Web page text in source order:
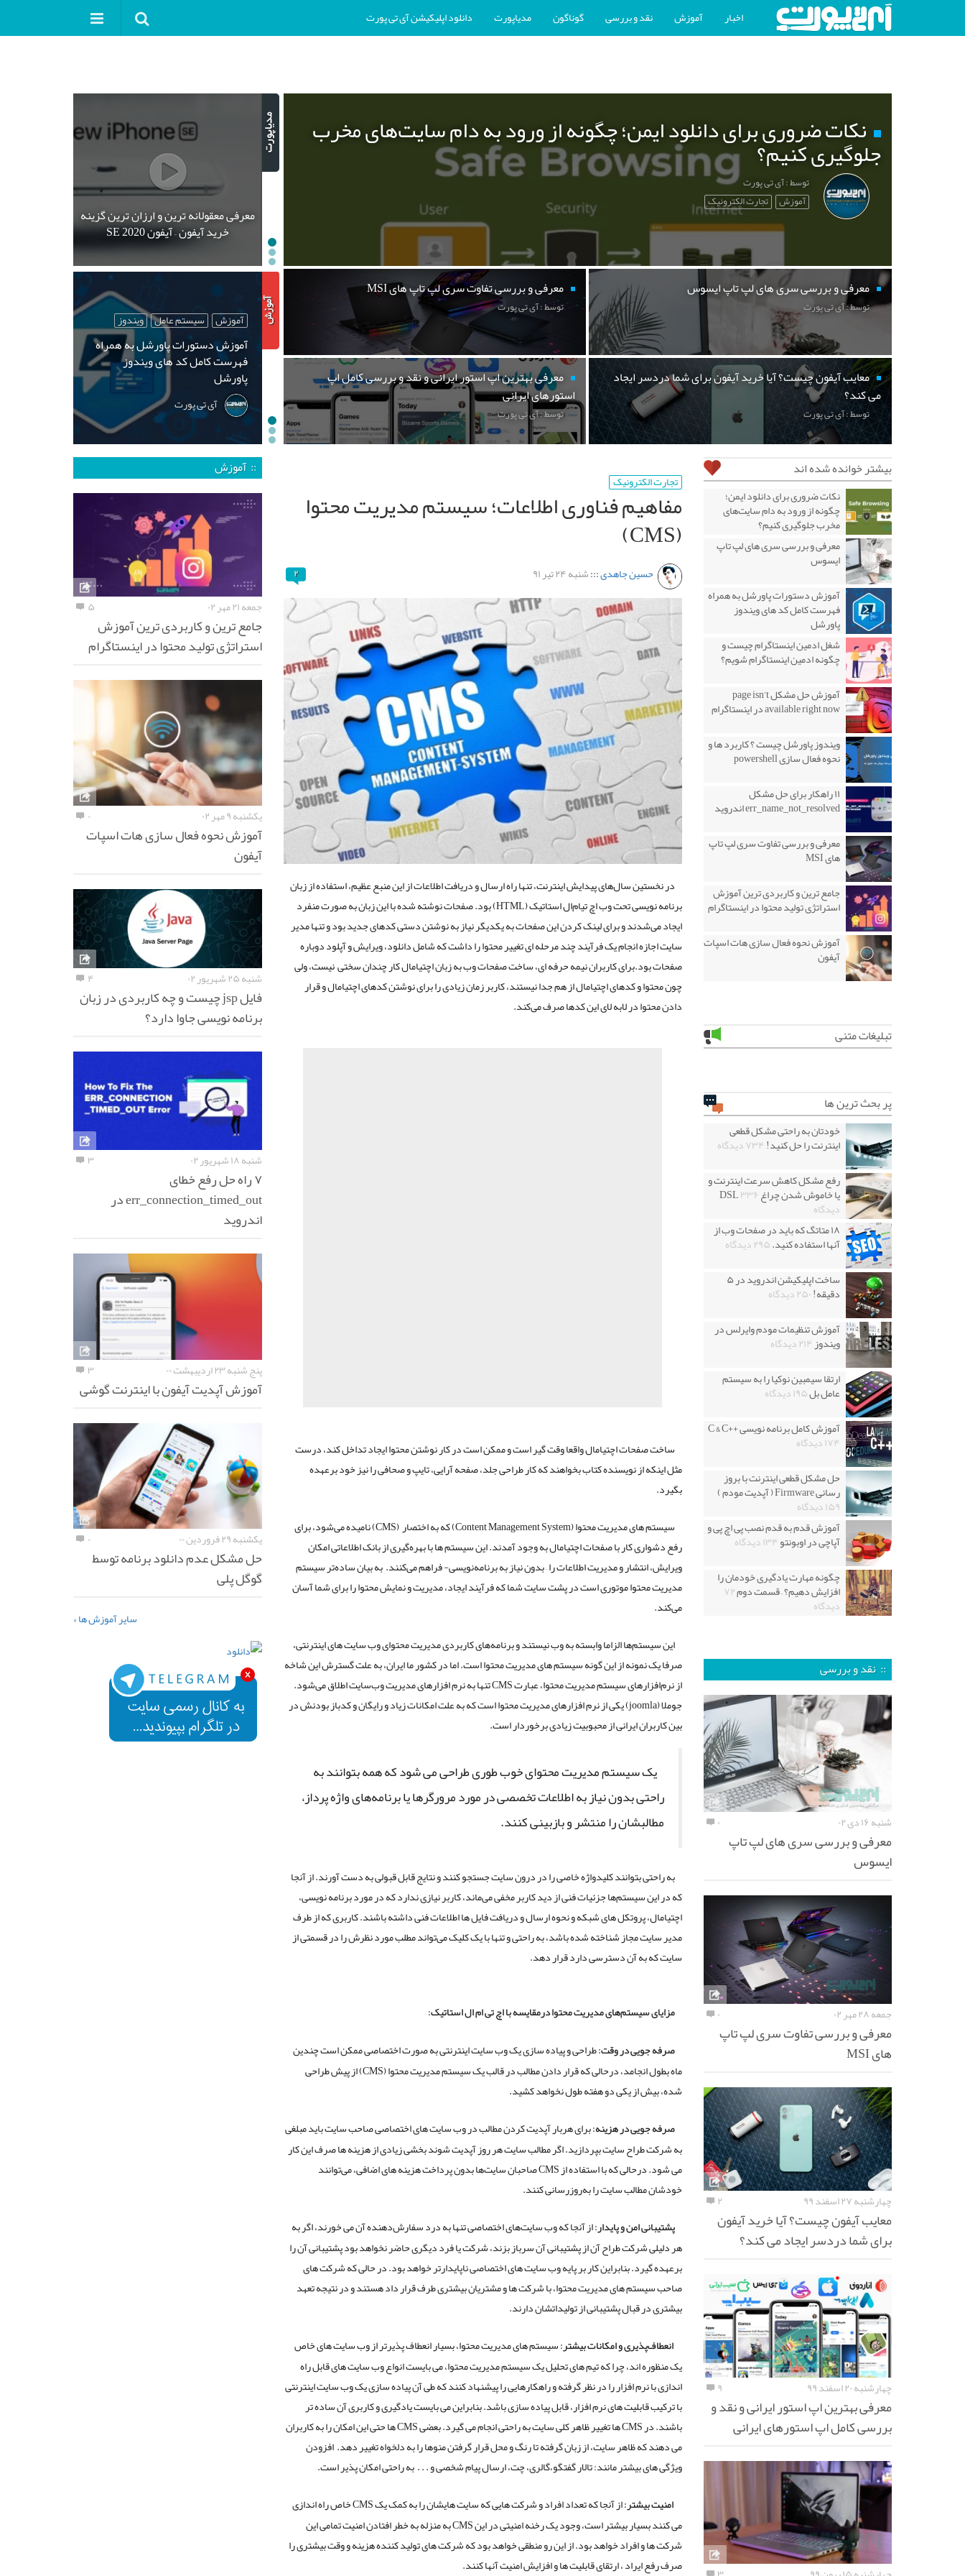
اخبار آموزش نقد و بررسی گوناگون مدیاپورت دانلود اپلیکیشن آی تی پورت
نکات ضروری برای دانلود ایمن؛ چگونه از ورود به دام سایت‌های مخرب
جلوگیری کنیم؟
توسط : آی تی پورت
آموزش تجارت الکترونیک
معرفی و بررسی سری های لپ تاپ ایسوس
توسط : آی تی پورت
معرفی و بررسی تفاوت سری لپ تاپ های MSI
توسط : آی تی پورت
معایب آیفون چیست؟ آیا خرید آیفون برای شما دردسر ایجاد
می کند؟
توسط : آی تی پورت
معرفی بهترین اپ استور ایرانی و نقد و بررسی کامل اپ
استورهای ایرانی
توسط : آی تی پورت
معرفی معقولانه ترین و ارزان ترین گزینه
خرید آیفون – آیفون SE 2020
آموزش سیستم عامل ویندوز
آموزش دستورات پاورشل به همراه
فهرست کامل کد های ویندوز
پاورشل
آی تی پورت
تجارت الکترونیک
مفاهیم فناوری‌ اطلاعات؛ سیستم مدیریت محتوا
(CMS)
حسین جاهدی:::شنبه ۲۴ تیر ۹۱ ۲
در نخستین سال‌های پیدایش اینترنت، تنها راه ارسال و دریافت اطلاعات از این منبع عظیم، استفاده از زبان
برنامه نویسی‌ تحت وب اچ تیام‌ال استاتیک (HTML) بود. صفحات نوشته شده با این زبان به صورت منفرد
ایجاد می‌شدند و برای لینک کردن این صفحات به یکدیگر نیاز به نوشتن دستی کدهای جدید بود و تنها مدیر
سایت اجازه انجام یک فرآیند چند مرحله ای تغییر محتوا را داشت که شامل دانلود، ویرایش و آپلود دوباره
صفحات بود.برای کاربران نیمه حرفه ای، ساخت صفحات وب به زبان اچتیامال کار چندان سختی نیست، ولی
چون محتوا و کدهای اچتیامال از هم جدا نیستند، کاربر زمان زیادی را برای نوشتن کدهای اچتیامال و قرار
دادن محتوا در لابه لای این کدها صرف می‌کند.
ساخت صفحات اچتیامال واقعا وقت گیر است و ممکن است در کار نوشتن محتوا ایجاد تداخل کند، درست
مثل اینکه از نویسنده کتاب بخواهند که کار طراحی جلد، صفحه آرایی، تایپ و صحافی را نیز خود برعهده
بگیرد.
سیستم های مدیریت محتوا (Content Management System) که به اختصار (CMS) نامیده می‌‌شود، برای
رفع دشواری کار با صفحات اچتیامال به وجود آمدند. این سیستم ها با بهره‌گیری از بانک اطلاعاتی امکان
ویرایش، انتشار و مدیریت اطلاعات را – بدون نیاز به برنامه‌نویسی- فراهم می‌کنند. به بیان ساده‌تر سیستم
مدیریت محتوا موتوری است در پشت سایت شما که فرآیند ایجاد، مدیریت و نمایش محتوا را برای شما آسان
می‌کند.
این سیستم‌ها الزاما وابسته به وب نیستند و برنامه‌های کاربردی مدیریت محتوای وب سایت های اینترنتی،
صرفا یک نمونه از این گونه سیستم های مدیریت محتوا است. اما در کشور ما ایران، به علت گسترش این شاخه
از نرم‌افزارهای سیستم مدیریت محتوا، عبارت CMS تنها به نرم افزارهای مدیریت وب‌سایت اطلاق می‌شود.
جوملا (joomla) یکی از نرم افزارهای مدیریت محتوا است که به علت امکانات زیاد و رایگان و کدباز بودنش در
بین کاربران ایرانی از محبوبیت زیادی برخوردار است.
یک سیستم مدیریت محتوای‌ خوب طوری طراحی می شود که همه بتوانند به
راحتی بدون نیاز به اطلاعات تخصصی در مورد مرورگرها یا برنامه‌های واژه پرداز،
مطالبشان را منتشر و بازبینی کنند.
به راحتی بتوانند کلیدواژه خاصی را در درون سایت جستجو کنند و نتایج قابل قبولی به دست آورند. از آنجا
که در این سیستم‌ها جزئیات فنی از دید کاربر مخفی می‌ماند، کاربر نیازی ندارد که در مورد برنامه نویسی،
اچتیامال، پروتکل های شبکه و نحوه ارسال و دریافت فایل ها اطلاعات فنی داشته باشند. کاربری که از طرف
مدیر سایت مجاز شناخته شده باشد، به راحتی و تنها با یک کلیک می‌تواند مطلب مورد نظرش را در قسمتی از
سایت که به آن دسترسی دارد قرار دهد.
مزایای سیستم‌های مدیریت محتوا درمقایسه با اچتی ام ال استاتیک:
صرفه جویی در وقت:طراحی و پیاده سازی یک وب سایت اینترنتی به صورت اختصاصی ممکن است چندین
ماه بطول انجامد، درحالی که قرار دادن مطالب در قالب یک سیستم مدیریت محتوا (CMS) از پیش طراحی
شده، بیش از یکی دو هفته طول نخواهد کشید.
صرفه جویی در هزینه:برای هربار آپدیت کردن مطالب در وب سایت های اختصاصی صاحب سایت باید مبلغی
به شرکت طراح سایت بپردازید. اگر مطالب سایت هر روز آپدیت شوند بخشی زیادی از هزینه ها صرف این کار
می شود. درحالی که با استفاده از CMS صاحبان سایت‌ها بدون پرداخت هزینه های اضافی، می‌توانند
خودشان مطالب سایت را به‌روزرسانی کنند.
پشتیبانی امن و پایدار:از آنجا که وب سایت‌های اختصاصی تنها به درد سفارش‌دهنده آن می خورند، اگر به
هر دلیلی شرکت طراح آن از پشتیبانی آن سرباز بزند، شرکت یا فرد دیگری حاضر نخواهد بود پشتیبانی آن را
برعهده گیرد. بنابراین کار بر پایه وب سایت های اختصاصی ناپایدارتر خواهد بود. در حالی که شرکت های
صاحب سیستم های مدیریت محتوا، با شرکت ها و مشتریان بیشتری طرف قرار داد هستند و در نتیجه تعهد
بیشتری در قبال پشتیبانی از تولیداتشان دارند.
انعطاف‌پذیری و امکانات بیشتر:سیستم های مدیریت محتوا، بسیار انعطاف پذیرتر از وب سایت های خاص
یک منظوره اند، چرا که تیم های تحلیل یک سیستم مدیریت محتوا، می بایست انواع وب سایت های قابل راه
اندازی با نرم افزار را در نظر گرفته و راهکارهایی را پیشنهاد کنند که طی آن پیاده سازی یک وب سایت اینترنتی
با ترکیب قابلیت های نرم افزار، قابل پیاده سازی باشد. بنابراین می بایست یادگیری و کاربری آن ساده تر
باشند. در CMS ها تغییر ظاهر کلی سایت به راحتی انجام می گیرد. بعضی CMS ها حتی این امکان را به کاربران
می دهند که ظاهر سایت، از زبان گرفته تا رنگ و محل قرار گرفتن منوها را به دلخواه تغییر دهد. افزودن
ویژگی های بیشتر مانند: تالار گفتگو،گالری، چت، ارسال پیام شخصی و . . . به راحتی امکان پذیر است.
امنیت بیشتر:
از آنجا که تعداد افراد و شرکت هایی که سایت هایشان را به کمک یک CMS خاص راه اندازی
می کنند بسیار بیشتر است، وجود یک رخنه امنیتی در این CMS به منزله به خطر افتادن امنیت تمامی این
شرکت ها و افراد خواهد بود. از این رو منطقی خواهد بود که شرکت های تولید کننده هزینه و وقت بیشتری را
صرف رفع ایراد ، ارتقای قابلیت ها و افزایش امنیت آنها کنند.
بیشتر خوانده شده اند
نکات ضروری برای دانلود ایمن؛
چگونه از ورود به دام سایت‌های
مخرب جلوگیری کنیم؟
معرفی و بررسی سری های لپ تاپ
ایسوس
آموزش دستورات پاورشل به همراه
فهرست کامل کد های ویندوز
پاورشل
شغل ادمین اینستاگرام چیست و
چگونه ادمین اینستاگرام شویم؟
آموزش حل مشکل page isn’t
available right now در اینستاگرام
ویندوز پاورشل چیست ؟ کاربرد ها و
نحوه فعال سازی powershell
۱۱ راهکار برای حل مشکل
err_name_not_resolved اندروید
معرفی و بررسی تفاوت سری لپ تاپ
های MSI
جامع ترین و کاربردی ترین آموزش
استراتژی تولید محتوا در اینستاگرام
آموزش نحوه فعال سازی هات اسپات
آیفون
تبلیغات متنی
پر بحث ترین ها
خودتان به راحتی مشکل قطعی
اینترنت را حل کنید!۷۳۴ دیدگاه
رفع مشکل کاهش سرعت اینترنت و
یا خاموش شدن چراغ DSL۳۳۶
دیدگاه
۱۸ متاتگ که باید در صفحات وب از
آنها استفاده کنید.۲۹۵ دیدگاه
ساخت اپلیکیشن اندروید در ۵
دقیقه!۲۵۰ دیدگاه
آموزش تنظیمات مودم وایرلس در
ویندوز۲۱۴ دیدگاه
ارتقا سیمبین نوکیا را به سیستم
عامل بل۱۹۵ دیدگاه
آموزش کامل برنامه نویسی ++C & C
۱۷۴ دیدگاه
حل مشکل قطعی اینترنت با بروز
رسانی Firmware ( آپدیت مودم )
۱۵۹ دیدگاه
آموزش قدم به قدم نصب پی اچ پی و
آپاچی در اوبونتو۱۳۴ دیدگاه
چگونه مهارت یادگیری خودمان را
افزایش دهیم؟ – قسمت دوم۷۲
دیدگاه
:: نقد و بررسی
شنبه ۱۶ دی ۰۲ ۰
معرفی و بررسی سری های لپ تاپ
ایسوس
جمعه ۲۸ مهر ۰۲ ۰
معرفی و بررسی تفاوت سری لپ تاپ
های MSI
چهارشنبه ۲۷ اسفند ۹۹ ۲
معایب آیفون چیست؟ آیا خرید آیفون
برای شما دردسر ایجاد می کند؟
چهارشنبه ۲۰ اسفند ۹۹ ۹
معرفی بهترین اپ استور ایرانی و نقد و
بررسی کامل اپ استورهای ایرانی
:: آموزش
جمعه ۲۱ مهر ۰۲ ۵
جامع ترین و کاربردی ترین آموزش
استراتژی تولید محتوا در اینستاگرام
یکشنبه ۹ مهر ۰۲ ۰
آموزش نحوه فعال سازی هات اسپات
آیفون
شنبه ۲۵ شهریور ۰۲ ۴
فایل jsp چیست و چه کاربردی در زبان
برنامه نویسی جاوا دارد؟
شنبه ۱۸ شهریور ۰۲ ۳
۷ راه حل رفع خطای
err_connection_timed_out در
اندروید
پنج شنبه ۲۳ اردیبهشت ۰۰ ۳
آموزش آپدیت آیفون با اینترنت گوشی
یکشنبه ۲۹ فروردین ۰۰ ۰
حل مشکل عدم دانلود برنامه توسط
گوگل پلی
سایر آموزش ها »